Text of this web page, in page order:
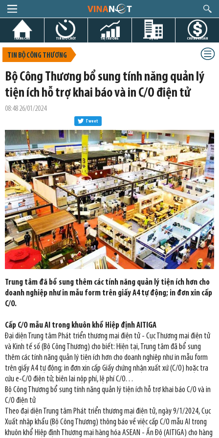
TRANG CHỦ TIN GIỜ CHÓT THỊ TRƯỜNG DỰ ÁN CHỨNG KHOÁN
TIN BỘ CÔNG THƯƠNG
Bộ Công Thương bổ sung tính năng quản lý
tiện ích hỗ trợ khai báo và in C/O điện tử
08:48 26/01/2024
Tweet
Trung tâm đã bổ sung thêm các tính năng quản lý tiện ích hơn cho
doanh nghiệp như in mẫu form trên giấy A4 tự động; in đơn xin cấp
C/O.
Cấp C/O mẫu AI trong khuôn khổ Hiệp định AITIGA
Đại diện Trung tâm Phát triển thương mại điện tử - Cục Thương mại điện tử
và Kinh tế số (Bộ Công Thương) cho biết: Hiện tại, Trung tâm đã bổ sung
thêm các tính năng quản lý tiện ích hơn cho doanh nghiệp như in mẫu form
trên giấy A4 tự động; in đơn xin cấp Giấy chứng nhận xuất xứ (C/O) hoặc tra
cứu e-C/O điện tử; biên lai nộp phí, lệ phí C/O…
Bộ Công Thương bổ sung tính năng quản lý tiện ích hỗ trợ khai báo C/O và in
C/O điện tử
Theo đại diện Trung tâm Phát triển thương mại điện tử, ngày 9/1/2024, Cục
Xuất nhập khẩu (Bộ Công Thương) thông báo về việc cấp C/O mẫu AI trong
khuôn khổ Hiệp định Thương mại hàng hóa ASEAN - Ấn Độ (AITIGA) cho hàng